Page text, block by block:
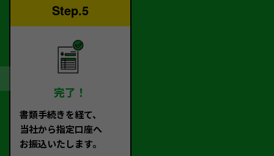
Step.5
完了！
書類手続きを経て、
当社から指定口座へ
お振込いたします。